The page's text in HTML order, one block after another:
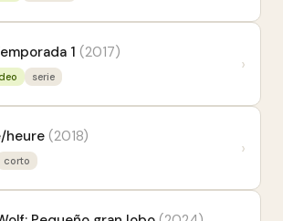
1 (2017)
serie
›
heure (2018)
corto
›